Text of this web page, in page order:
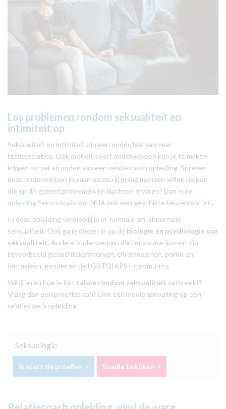
Los problemen rondom seksualiteit en
intimiteit op
Seksualiteit en intimiteit zijn een onderdeel van veel
liefdesrelaties. Ook met dit soort onderwerpen kun je te maken
krijgen na het afronden van een relatiecoach opleiding. Spreken
deze onderwerpen jou aan en zou jij graag mensen willen helpen
die op dit gebied problemen en klachten ervaren? Dan is de
opleiding Seksuologie van NHA ook een geschikte keuze voor jou.
In deze opleiding verdiep jij je in ‘normale’ en ‘abnormale’
seksualiteit. Ook ga je dieper in op de biologie en psychologie van
seksualiteit. Andere onderwerpen die ter sprake komen zijn
bijvoorbeeld geslachtskenmerken, chromosomen, porno en
fantasieën, gender en de LGBTQIAPS+ community.
Wil jij leren hoe je het taboe rondom seksualiteit verbreekt?
Vraag dan een proefles aan! Ook een mooie aanvulling op een
relatiecoach opleiding.
Seksuologie
Ik start de proefles Studie bekijken